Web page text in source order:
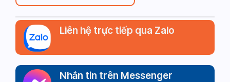
Liên hệ trực tiếp qua Zalo
Nhắn tin trên Messenger